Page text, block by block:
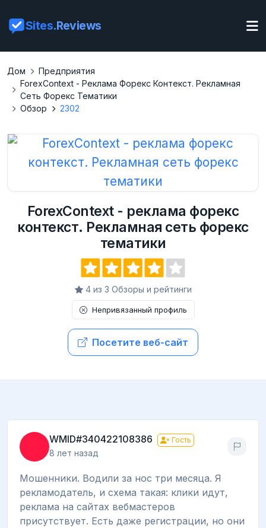
Sites.Reviews
Дом
Предприятия
ForexContext - Реклама Форекс Контекст. Рекламная
Сеть Форекс Тематики
Обзор
2302
ForexContext - реклама форекс
контекст. Рекламная сеть форекс
тематики
4 из 3 Обзоры и рейтинги
Непривязанный профиль
Посетите веб-сайт
WMID#340422108386 Гость
8 лет назад
Мошенники. Водили за нос три месяца. Я
рекламодатель, и схема такая: клики идут,
реклама на сайтах вебмастеров
присутствует. Есть даже регистрации, но они